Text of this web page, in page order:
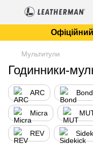
Мультитули
Годинники-
ARC Bond
Micra
REV